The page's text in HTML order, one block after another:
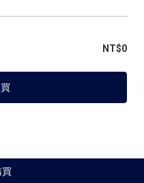
NT$0